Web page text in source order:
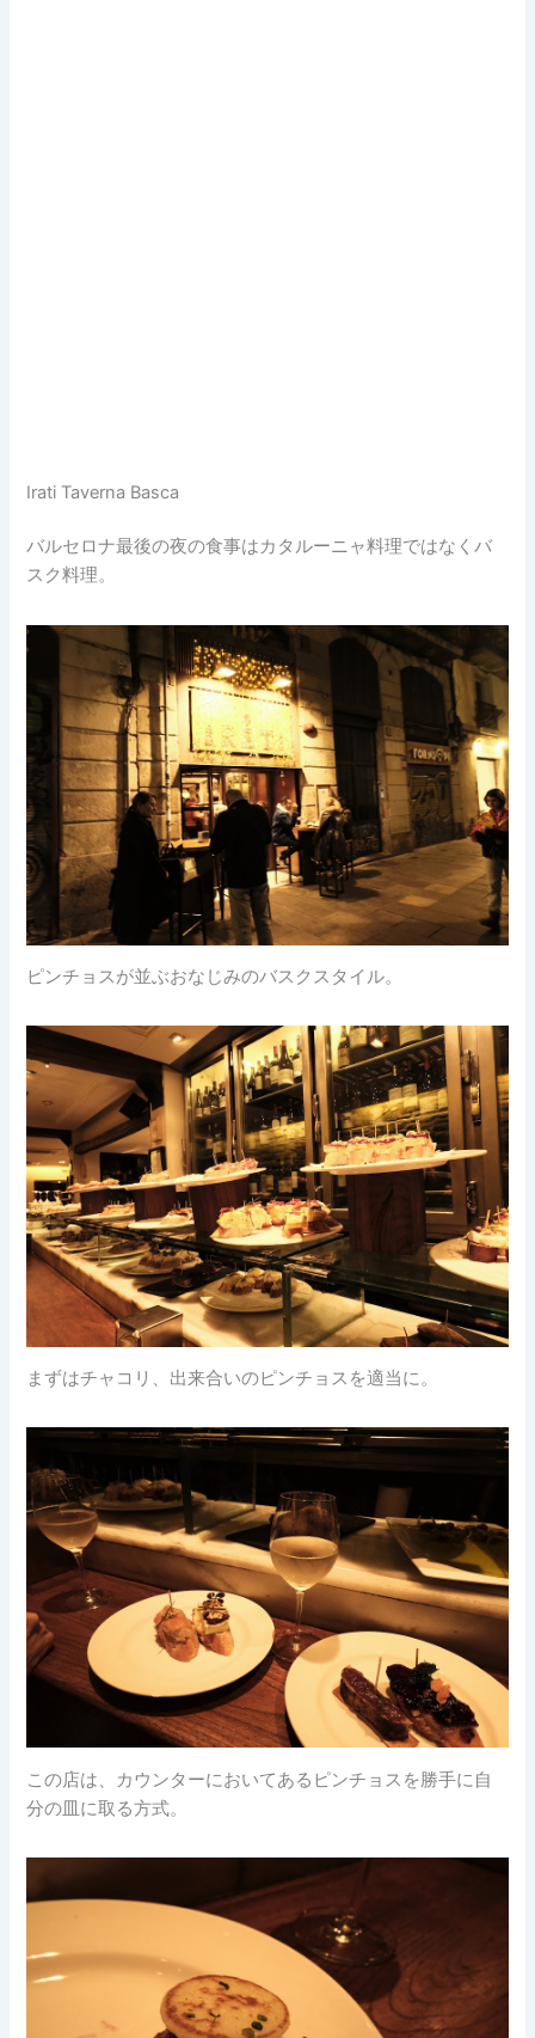
Irati Taverna Basca
バルセロナ最後の夜の食事はカタルーニャ料理ではなくバ
スク料理。
ピンチョスが並ぶおなじみのバスクスタイル。
まずはチャコリ、出来合いのピンチョスを適当に。
この店は、カウンターにおいてあるピンチョスを勝手に自
分の皿に取る方式。